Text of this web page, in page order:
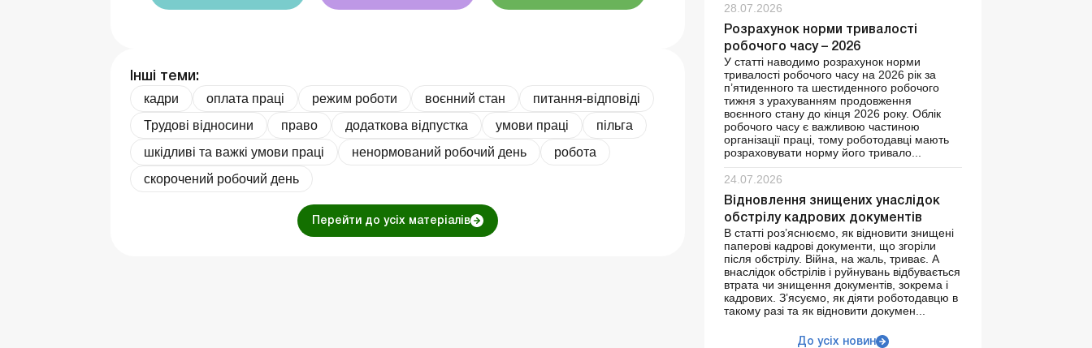
Інші теми:
кадри оплата праці режим роботи воєнний стан
питання-відповіді
Трудові відносини
право додаткова відпустка умови праці
пільга
шкідливі та важкі умови праці
ненормований робочий день
робота
скорочений робочий день
Перейти до усіх матеріалів
28.07.2026
Розрахунок норми тривалості
робочого часу – 2026
У статті наводимо розрахунок норми
тривалості робочого часу на 2026 рік за
п’ятиденного та шестиденного робочого
тижня з урахуванням продовження
воєнного стану до кінця 2026 року. Облік
робочого часу є важливою частиною
організації праці, тому роботодавці мають
розраховувати норму його тривало...
24.07.2026
Відновлення знищених унаслідок
обстрілу кадрових документів
В статті роз’яснюємо, як відновити знищені
паперові кадрові документи, що згоріли
після обстрілу. Війна, на жаль, триває. А
внаслідок обстрілів і руйнувань відбувається
втрата чи знищення документів, зокрема і
кадрових. З’ясуємо, як діяти роботодавцю в
такому разі та як відновити докумен...
До усіх новин